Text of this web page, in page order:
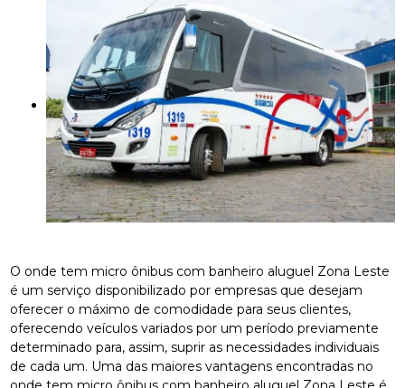
O onde tem micro ônibus com banheiro aluguel Zona Leste
é um serviço disponibilizado por empresas que desejam
oferecer o máximo de comodidade para seus clientes,
oferecendo veículos variados por um período previamente
determinado para, assim, suprir as necessidades individuais
de cada um. Uma das maiores vantagens encontradas no